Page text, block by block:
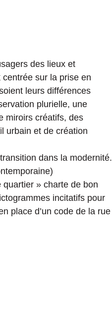
des lieux et
sur la prise en
leurs différences
plurielle, une
miroirs créatifs, des
urbain et de création
dans la modernité.
quartier » charte de bon
incitatifs pour
place d’un code de la rue